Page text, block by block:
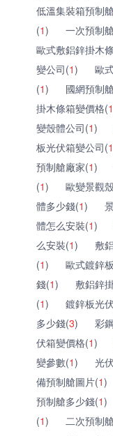
低溫集裝箱預制
(1) 一次預制
歐式敷鋁鋅掛木
變公司(1) 歐
(1) 國網預制
掛木條箱變價格(1
變殼體公司(1)
板光伏箱變公司(1
預制艙廠家(1)
(1) 歐變景觀
體多少錢(1)
體怎么安裝(1)
么安裝(1) 敷
(1) 歐式鍍鋅
錢(1) 敷鋁鋅
(1) 鍍鋅板光
多少錢(3) 彩
伏箱變價格(1)
變參數(1) 光
備預制艙圖片(1)
預制艙多少錢(1)
(1) 二次預制